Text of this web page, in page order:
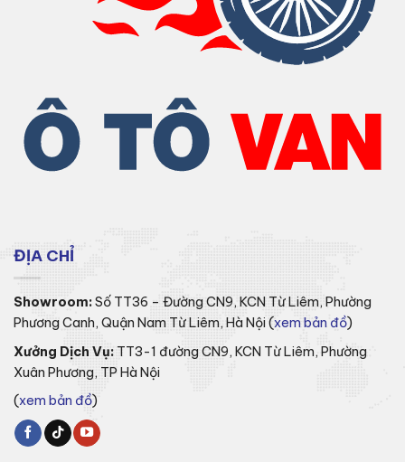
ĐỊA CHỈ
Showroom:Số TT36 – Đường CN9, KCN Từ Liêm, Phường
Phương Canh, Quận Nam Từ Liêm, Hà Nội (xem bản đồ)
Xưởng Dịch Vụ: TT3-1 đường CN9, KCN Từ Liêm, Phường
Xuân Phương, TP Hà Nội
(xem bản đồ)